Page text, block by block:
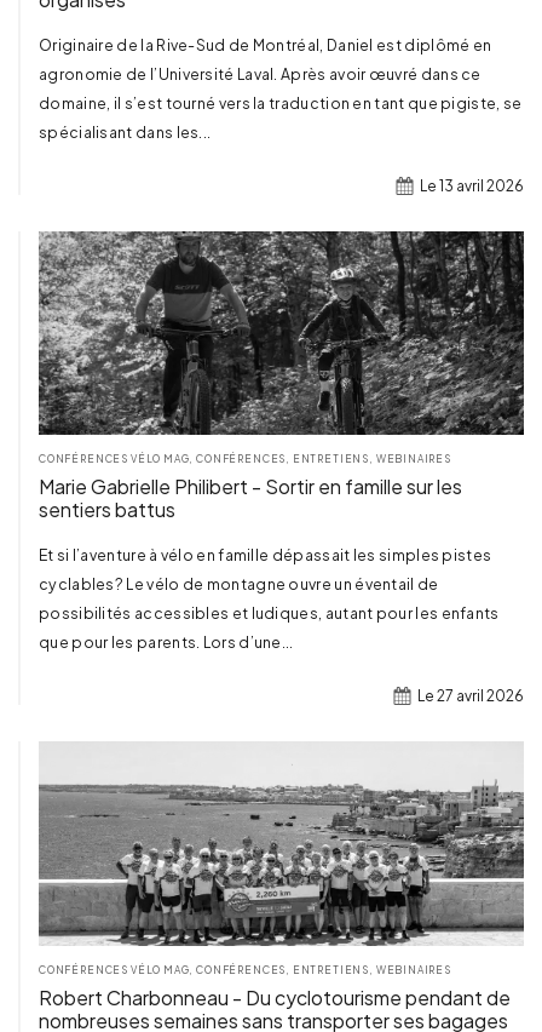
Originaire de la Rive-Sud de Montréal, Daniel est diplômé en
agronomie de l’Université Laval. Après avoir œuvré dans ce
domaine, il s’est tourné vers la traduction en tant que pigiste, se
spécialisant dans les...
Le 13 avril 2026
TERMINÉ
CONFÉRENCES VÉLO MAG,CONFÉRENCES, ENTRETIENS, WEBINAIRES
Marie Gabrielle Philibert - Sortir en famille sur les
sentiers battus
Et si l’aventure à vélo en famille dépassait les simples pistes
cyclables? Le vélo de montagne ouvre un éventail de
possibilités accessibles et ludiques, autant pour les enfants
que pour les parents. Lors d’une...
Le 27 avril 2026
TERMINÉ
CONFÉRENCES VÉLO MAG ,CONFÉRENCES, ENTRETIENS, WEBINAIRES
Robert Charbonneau - Du cyclotourisme pendant de
nombreuses semaines sans transporter ses bagages